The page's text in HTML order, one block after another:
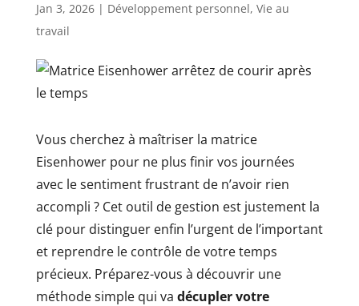
Jan 3, 2026| Développement personnel, Vie au
travail
Vous cherchez à maîtriser la matrice
Eisenhower pour ne plus finir vos journées
avec le sentiment frustrant de n’avoir rien
accompli ? Cet outil de gestion est justement la
clé pour distinguer enfin l’urgent de l’important
et reprendre le contrôle de votre temps
précieux. Préparez-vous à découvrir une
méthode simple qui va décupler votre